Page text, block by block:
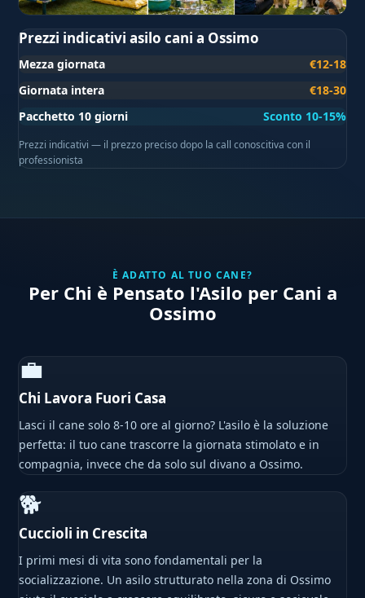
Prezzi indicativi asilo cani a Ossimo
Mezza giornata
€12-18
Giornata intera
€18-30
Pacchetto 10 giorni
Sconto 10-15%
Prezzi indicativi — il prezzo preciso dopo la call conoscitiva con il
professionista
È ADATTO AL TUO CANE?
Per Chi è Pensato l'Asilo per Cani a
Ossimo
💼
Chi Lavora Fuori Casa
Lasci il cane solo 8-10 ore al giorno? L'asilo è la soluzione
perfetta: il tuo cane trascorre la giornata stimolato e in
compagnia, invece che da solo sul divano a Ossimo.
🐕
Cuccioli in Crescita
I primi mesi di vita sono fondamentali per la
socializzazione. Un asilo strutturato nella zona di Ossimo